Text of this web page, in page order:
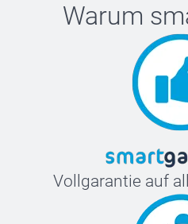
Warum
Vollgarantie auf